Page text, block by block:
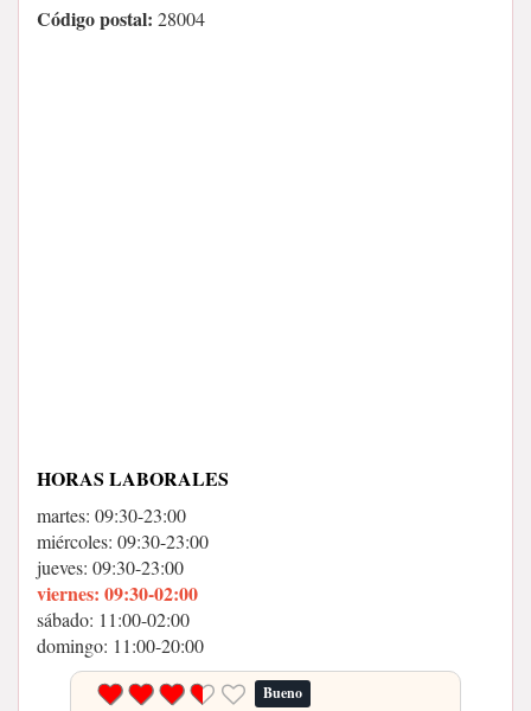
Código postal: 28004
HORAS LABORALES
martes: 09:30-23:00
miércoles: 09:30-23:00
jueves: 09:30-23:00
viernes: 09:30-02:00
sábado: 11:00-02:00
domingo: 11:00-20:00
Bueno